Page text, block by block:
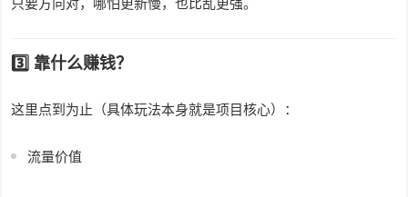
只要方向对，哪怕更新慢，也比乱更强。
3️⃣ 靠什么赚钱？
这里点到为止（具体玩法本身就是项目核心）：
流量价值